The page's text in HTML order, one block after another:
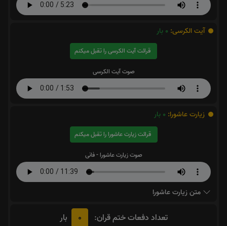
آیت الکرسی: 0 بار
قرائت آیت الکرسی را تقبل میکنم
صوت آیت الکرسی
زیارت عاشورا: 0 بار
قرائت زیارت عاشورا را تقبل میکنم
صوت زیارت عاشورا - فانی
متن زیارت عاشورا
تعداد دفعات ختم قران: 0
بار